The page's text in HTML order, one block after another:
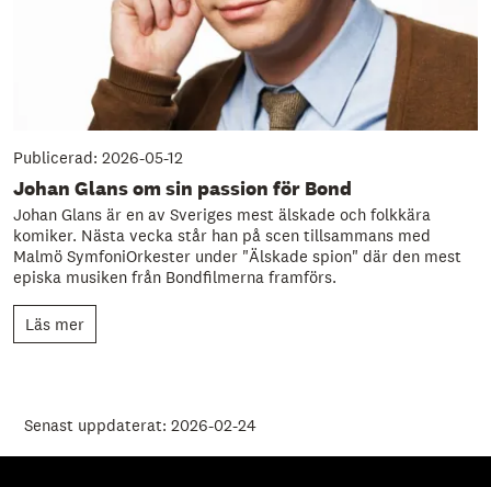
Publicerad: 2026-05-12
Johan Glans om sin passion för Bond
Johan Glans är en av Sveriges mest älskade och folkkära
komiker. Nästa vecka står han på scen tillsammans med
Malmö SymfoniOrkester under "Älskade spion" där den mest
episka musiken från Bondfilmerna framförs.
Läs mer
Senast uppdaterat: 2026-02-24